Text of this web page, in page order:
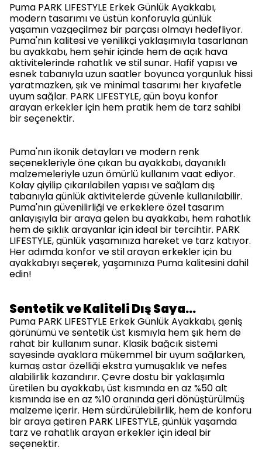
Puma PARK LIFESTYLE Erkek Günlük Ayakkabı,
modern tasarımı ve üstün konforuyla günlük
yaşamın vazgeçilmez bir parçası olmayı hedefliyor.
Puma'nın kalitesi ve yenilikçi yaklaşımıyla tasarlanan
bu ayakkabı, hem şehir içinde hem de açık hava
aktivitelerinde rahatlık ve stil sunar. Hafif yapısı ve
esnek tabanıyla uzun saatler boyunca yorgunluk hissi
yaratmazken, şık ve minimal tasarımı her kıyafetle
uyum sağlar. PARK LIFESTYLE, gün boyu konfor
arayan erkekler için hem pratik hem de tarz sahibi
bir seçenektir.
Puma'nın ikonik detayları ve modern renk
seçenekleriyle öne çıkan bu ayakkabı, dayanıklı
malzemeleriyle uzun ömürlü kullanım vaat ediyor.
Kolay giyilip çıkarılabilen yapısı ve sağlam dış
tabanıyla günlük aktivitelerde güvenle kullanılabilir.
Puma'nın güvenilirliği ve erkeklere özel tasarım
anlayışıyla bir araya gelen bu ayakkabı, hem rahatlık
hem de şıklık arayanlar için ideal bir tercihtir. PARK
LIFESTYLE, günlük yaşamınıza hareket ve tarz katıyor.
Her adımda konfor ve stil arayan erkekler için bu
ayakkabıyı seçerek, yaşamınıza Puma kalitesini dahil
edin!
Sentetik ve Kaliteli Dış Saya…
Puma PARK LIFESTYLE Erkek Günlük Ayakkabı, geniş
görünümü ve sentetik üst kısmıyla hem şık hem de
rahat bir kullanım sunar. Klasik bağcık sistemi
sayesinde ayaklara mükemmel bir uyum sağlarken,
kumaş astar özelliği ekstra yumuşaklık ve nefes
alabilirlik kazandırır. Çevre dostu bir yaklaşımla
üretilen bu ayakkabı, üst kısmında en az %50 alt
kısmında ise en az %10 oranında geri dönüştürülmüş
malzeme içerir. Hem sürdürülebilirlik, hem de konforu
bir araya getiren PARK LIFESTYLE, günlük yaşamda
tarz ve rahatlık arayan erkekler için ideal bir
seçenektir.